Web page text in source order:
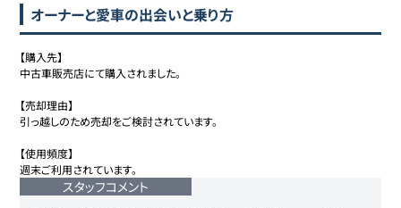
オーナーと愛車の出会いと乗り方
【購入先】
中古車販売店にて購入されました。
【売却理由】
引っ越しのため売却をご検討されています。
【使用頻度】
週末ご利用されています。
スタッフコメント